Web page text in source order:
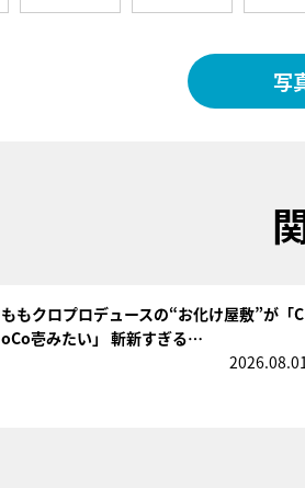
写
ももクロプロデュースの“お化け屋敷”が「C
oCo壱みたい」 斬新すぎる…